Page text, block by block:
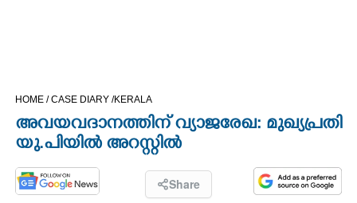
OPINION
HOME /CASE DIARY /KERALA
അവയവദാനത്തിന് വ്യാജരേഖ: മുഖ്യപ്രതി
യു.പിയിൽ അറസ്റ്റിൽ
Share